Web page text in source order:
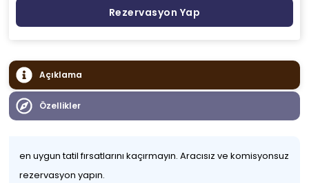
Rezervasyon Yap
Açıklama
Özellikler
en uygun tatil fırsatlarını kaçırmayın. Aracısız ve komisyonsuz
rezervasyon yapın.